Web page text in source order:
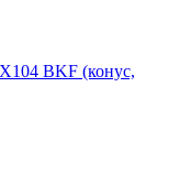
BKF (конус,